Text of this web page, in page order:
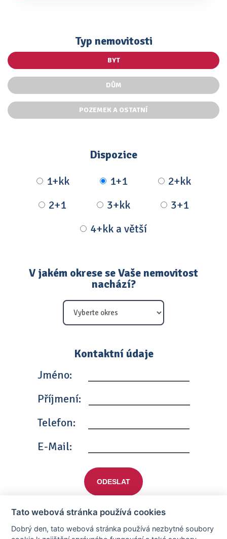
Typ nemovitosti
BYT
DŮM
POZEMEK A OSTATNÍ
Dispozice
1+kk
1+1
2+kk
2+1
3+kk
3+1
4+kk a větší
V jakém okrese se Vaše nemovitost
nachází?
Kontaktní údaje
Jméno:
Příjmení:
Telefon:
E-Mail:
ODESLAT
Tato webová stránka používá cookies
Dobrý den, tato webová stránka používá nezbytné soubory